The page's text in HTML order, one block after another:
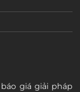
giá giải pháp